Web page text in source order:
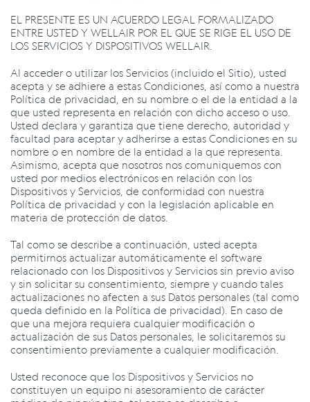
EL PRESENTE ES UN ACUERDO LEGAL FORMALIZADO
ENTRE USTED Y WELLAIR POR EL QUE SE RIGE EL USO DE
LOS SERVICIOS Y DISPOSITIVOS WELLAIR.
Al acceder o utilizar los Servicios (incluido el Sitio), usted
acepta y se adhiere a estas Condiciones, así como a nuestra
Política de privacidad, en su nombre o el de la entidad a la
que usted representa en relación con dicho acceso o uso.
Usted declara y garantiza que tiene derecho, autoridad y
facultad para aceptar y adherirse a estas Condiciones en su
nombre o en nombre de la entidad a la que representa.
Asimismo, acepta que nosotros nos comuniquemos con
usted por medios electrónicos en relación con los
Dispositivos y Servicios, de conformidad con nuestra
Política de privacidad y con la legislación aplicable en
materia de protección de datos.
Tal como se describe a continuación, usted acepta
permitirnos actualizar automáticamente el software
relacionado con los Dispositivos y Servicios sin previo aviso
y sin solicitar su consentimiento, siempre y cuando tales
actualizaciones no afecten a sus Datos personales (tal como
queda definido en la Política de privacidad). En caso de
que una mejora requiera cualquier modificación o
actualización de sus Datos personales, le solicitaremos su
consentimiento previamente a cualquier modificación.
Usted reconoce que los Dispositivos y Servicios no
constituyen un equipo ni asesoramiento de carácter